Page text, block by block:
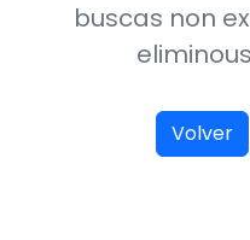
buscas non
Volver